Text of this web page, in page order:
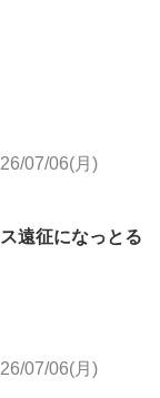
07/06(月)
遠征になっとる
07/06(月)